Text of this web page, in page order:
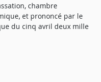
chambre
et prononcé par le
du cinq avril deux mille